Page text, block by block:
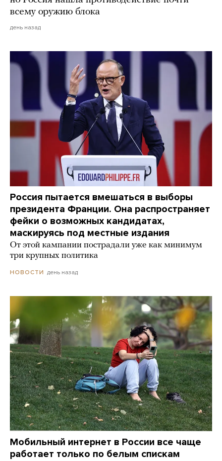
всему оружию блока
день назад
Россия пытается вмешаться в выборы
президента Франции. Она распространяет
фейки о возможных кандидатах,
маскируясь под местные издания
От этой кампании пострадали уже как минимум
три крупных политика
НОВОСТИ день назад
Мобильный интернет в России все чаще
работает только по белым спискам